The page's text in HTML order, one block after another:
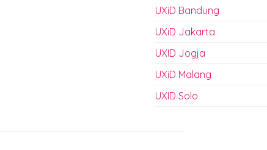
UXiD Bandung
UXiD Jakarta
UXID Jogja
UXiD Malang
UXID Solo